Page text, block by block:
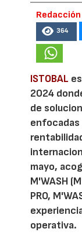
364
ISTOBAL
2024
de
enfocadas
mayo,
M'WASH
PRO,
operativa.